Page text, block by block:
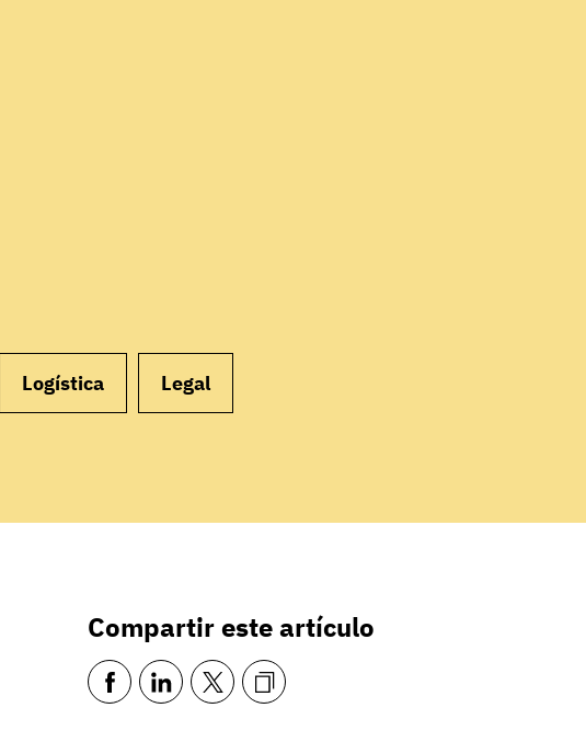
Logística Legal
Compartir este artículo